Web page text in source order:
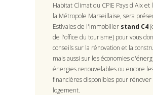
Habitat Climat du CPIE Pays d'Aix et
la Métropole Marseillaise, sera
Estivales de l'Immobilier stand C4
de l'office du tourisme) pour vous
conseils sur la rénovation et la
mais aussi sur les économies
énergies renouvelables ou encore
financières disponibles pour rénover
logement.